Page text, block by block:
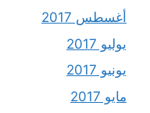
أغسطس 2017
يوليو 2017
يونيو 2017
مايو 2017